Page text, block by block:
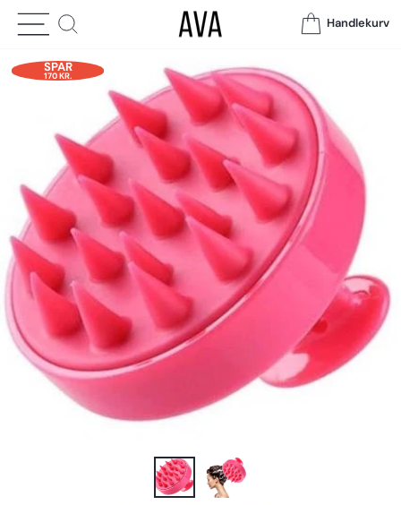
Meny
Handlekurv
SPAR
170 KR.